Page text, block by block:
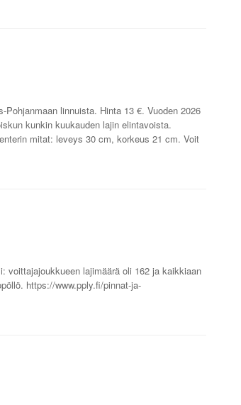
linnuista. Hinta 13 €. Vuoden 2026
kunkin kuukauden lajin elintavoista.
mitat: leveys 30 cm, korkeus 21 cm. Voit
lajimäärä oli 162 ja kaikkiaan
https://www.pply.fi/pinnat-ja-